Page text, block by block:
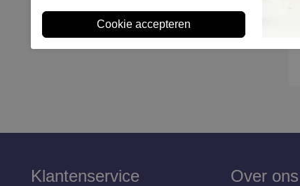
Klantenservice Over ons